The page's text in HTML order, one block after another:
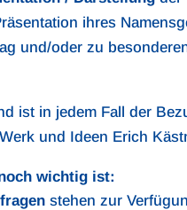
ihres
und/oder zu
ist in jedem Fall der
und Ideen Erich
wichtig ist:
stehen zur